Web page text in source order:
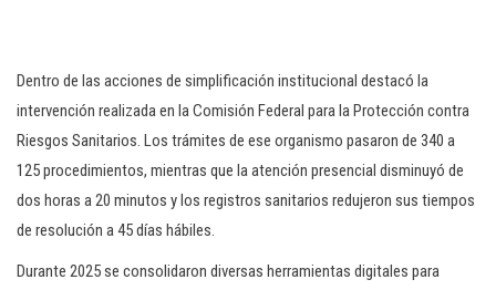
Dentro de las acciones de simplificación institucional destacó la
intervención realizada en la Comisión Federal para la Protección contra
Riesgos Sanitarios. Los trámites de ese organismo pasaron de 340 a
125 procedimientos, mientras que la atención presencial disminuyó de
dos horas a 20 minutos y los registros sanitarios redujeron sus tiempos
de resolución a 45 días hábiles.
Durante 2025 se consolidaron diversas herramientas digitales para